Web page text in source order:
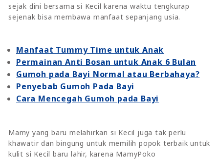
sejak dini bersama si Kecil karena waktu tengkurap
sejenak bisa membawa manfaat sepanjang usia.
Manfaat Tummy Time untuk Anak
Permainan Anti Bosan untuk Anak 6 Bulan
Gumoh pada Bayi Normal atau Berbahaya?
Penyebab Gumoh Pada Bayi
Cara Mencegah Gumoh pada Bayi
Mamy yang baru melahirkan si Kecil juga tak perlu
khawatir dan bingung untuk memilih popok terbaik untuk
kulit si Kecil baru lahir, karena MamyPoko